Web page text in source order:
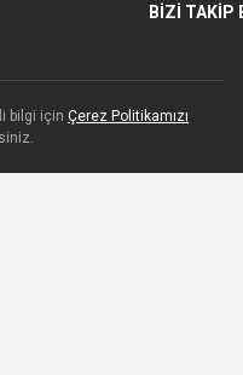
BİZİ TAKİP
bilgi içinÇerez Politikamızı